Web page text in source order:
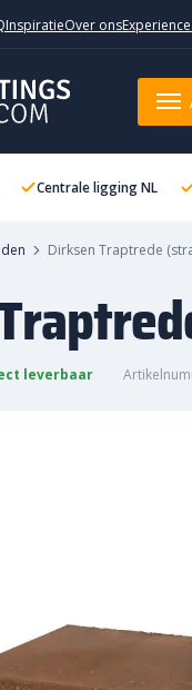
InspiratieOver ons
Centrale ligging NL
Dirksen Traptrede
leverbaar
(strak)